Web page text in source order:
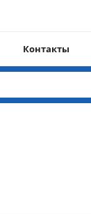
Контакты